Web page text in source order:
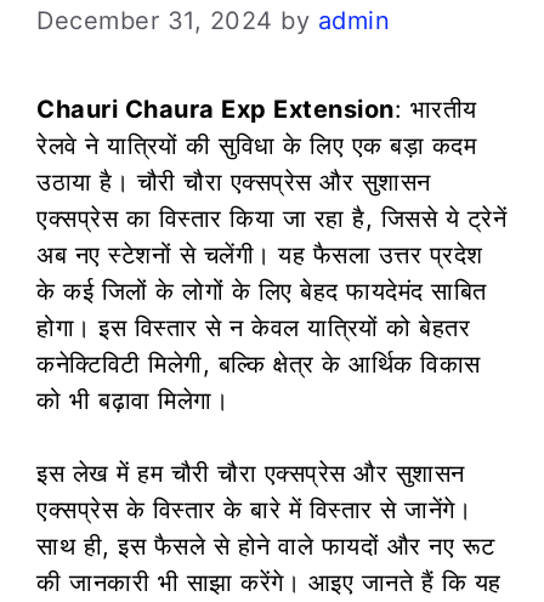
December 31, 2024 by admin
Chauri Chaura Exp Extension: भारतीय
रेलवे ने यात्रियों की सुविधा के लिए एक बड़ा कदम
उठाया है। चौरी चौरा एक्सप्रेस और सुशासन
एक्सप्रेस का विस्तार किया जा रहा है, जिससे ये ट्रेनें
अब नए स्टेशनों से चलेंगी। यह फैसला उत्तर प्रदेश
के कई जिलों के लोगों के लिए बेहद फायदेमंद साबित
होगा। इस विस्तार से न केवल यात्रियों को बेहतर
कनेक्टिविटी मिलेगी, बल्कि क्षेत्र के आर्थिक विकास
को भी बढ़ावा मिलेगा।
इस लेख में हम चौरी चौरा एक्सप्रेस और सुशासन
एक्सप्रेस के विस्तार के बारे में विस्तार से जानेंगे।
साथ ही, इस फैसले से होने वाले फायदों और नए रूट
की जानकारी भी साझा करेंगे। आइए जानते हैं कि यह